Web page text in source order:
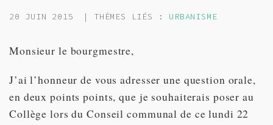
20 JUIN 2015 | THÈMES LIÉS : URBANISME
Monsieur le bourgmestre,
J’ai l’honneur de vous adresser une question orale,
en deux points points, que je souhaiterais poser au
Collège lors du Conseil communal de ce lundi 22